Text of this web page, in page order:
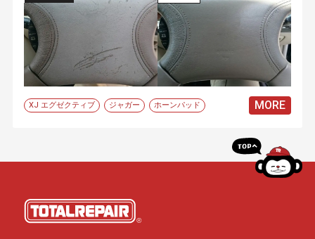
XJ エグゼクティブ ジャガー ホーンパッド MORE